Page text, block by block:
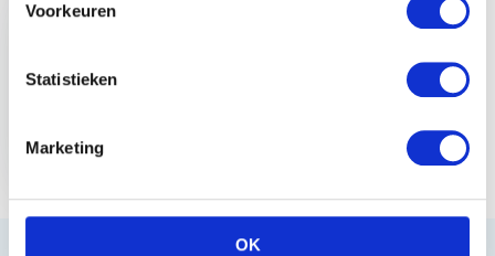
Voorkeuren
Statistieken
Marketing
OK
€ 8,95